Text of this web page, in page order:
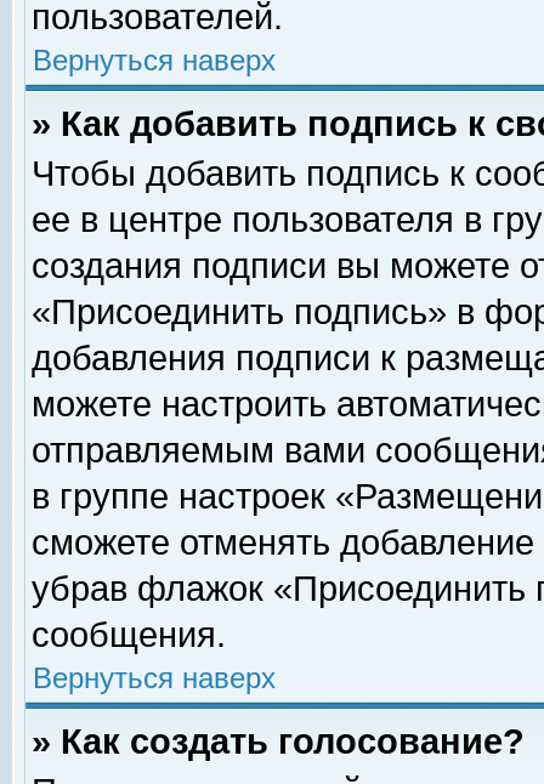
пользователей.
Вернуться наверх
» Как добавить подпись к
Чтобы добавить подпись к
ее в центре пользователя в
создания подписи вы можете
«Присоединить подпись» в
добавления подписи к
можете настроить
отправляемым вами
в группе настроек
сможете отменять
убрав флажок «Присоединить
сообщения.
Вернуться наверх
» Как создать голосование?